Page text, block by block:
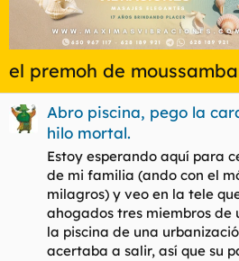
el premoh de
Abro piscina, pego la
hilo mortal.
Estoy esperando aquí para
de mi familia (ando con el
milagros) y veo en la tele
ahogados tres miembros
la piscina de una
acertaba a salir, así que su